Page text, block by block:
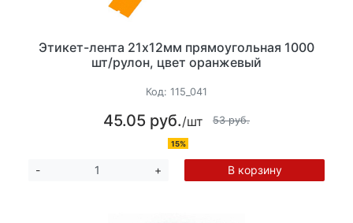
Этикет-лента 21х12мм прямоугольная 1000
шт/рулон, цвет оранжевый
Код: 115_041
45.05 руб./шт 53 руб.
15%
- + В корзину